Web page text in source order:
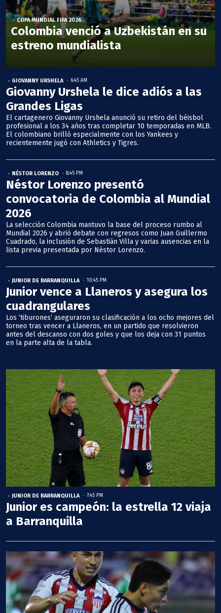
COPA MUNDIAL FIFA 2026
Colombia venció a Uzbekistán en su
estreno mundialista
GIOVANNY URSHELA 6:45 AM
Giovanny Urshela le dice adiós a las
Grandes Ligas
El cartagenero Giovanny Urshela anunció su retiro del béisbol
profesional a los 34 años tras completar 10 temporadas en MLB.
El colombiano brilló especialmente con los Yankees y
recientemente jugó con Athletics y Tigres.
NÉSTOR LORENZO 8:45 PM
Néstor Lorenzo presentó
convocatoria de Colombia al Mundial
2026
La selección Colombia mantuvo la base del proceso rumbo al
Mundial 2026 y abrió debate con regresos como Juan Guillermo
Cuadrado, la inclusión de Sebastián Villa y varias ausencias en la
lista previa presentada por Néstor Lorenzo.
JUNIOR DE BARRANQUILLA 10:45 PM
Junior vence a Llaneros y asegura los
cuadrangulares
Los ‘tiburones’ aseguraron su clasificación a los ocho mejores del
torneo tras vencer a Llaneros, en un partido que resolvieron
antes del descanso con dos goles y que los deja con 31 puntos
en la parte alta de la tabla.
JUNIOR DE BARRANQUILLA 7:45 PM
Junior es campeón: la estrella 12 viaja
a Barranquilla